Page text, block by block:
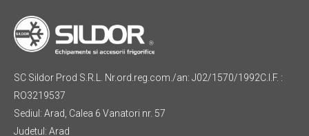
SC Sildor Prod S.R.L. Nr.ord.reg.com./an: J02/1570/1992C.I.F. :
RO3219537
Sediul: Arad, Calea 6 Vanatori nr. 57
Judetul: Arad